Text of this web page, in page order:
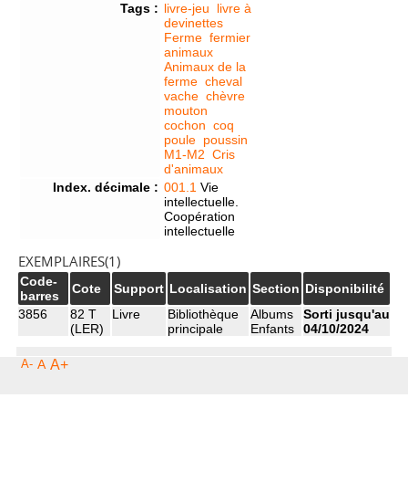
Tags : livre-jeu
livre à
devinettes
Ferme fermier
animaux
Animaux de la
ferme cheval
vache chèvre
mouton
cochon coq
poule poussin
M1-M2 Cris
d'animaux
Index. décimale : 001.1 Vie
intellectuelle.
Coopération
intellectuelle
EXEMPLAIRES(1)
Code-
barres
Cote Support Localisation Section Disponibilité
3856
82 T
(LER)
Livre
Bibliothèque
principale
Albums
Enfants
Sorti jusqu'au
04/10/2024
A- A A+